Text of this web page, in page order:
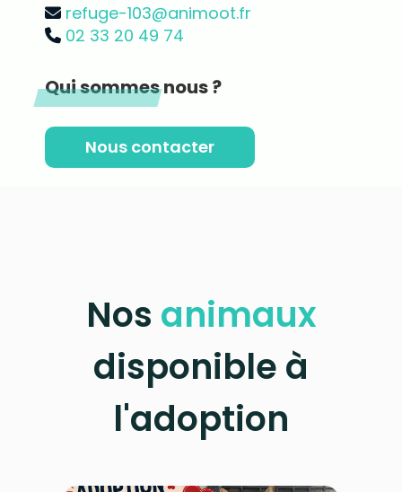
refuge-103@animoot.fr
02 33 20 49 74
Qui sommes nous ?
Nous contacter
Nos animaux
disponible à
l'adoption